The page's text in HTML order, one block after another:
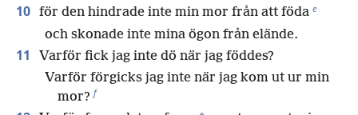
10 för den hindrade inte min mor från att föda e
och skonade inte mina ögon från elände.
11
Varför fick jag inte dö när jag föddes?
Varför förgicks jag inte när jag kom ut ur min
mor? f